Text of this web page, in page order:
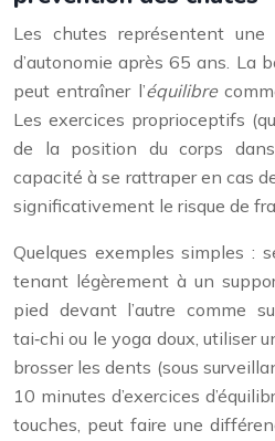
Les chutes représentent une
d’autonomie après 65 ans. La
peut entraîner l’équilibre
Les exercices proprioceptifs
de la position du corps dans
capacité à se rattraper en cas
significativement le risque de
Quelques exemples simples :
tenant légèrement à un
pied devant l’autre comme
tai‑chi ou le yoga doux, utiliser
brosser les dents (sous
10 minutes d’exercices
touches, peut faire une